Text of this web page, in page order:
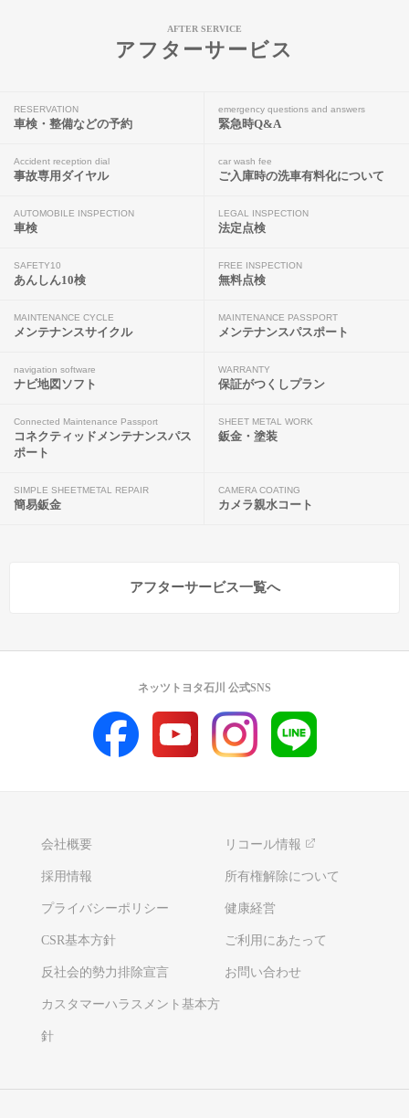
AFTER SERVICE
アフターサービス
RESERVATION
車検・整備などの予約
emergency questions and answers
緊急時Q&A
Accident reception dial
事故専用ダイヤル
car wash fee
ご入庫時の洗車有料化について
AUTOMOBILE INSPECTION
車検
LEGAL INSPECTION
法定点検
SAFETY10
あんしん10検
FREE INSPECTION
無料点検
MAINTENANCE CYCLE
メンテナンスサイクル
MAINTENANCE PASSPORT
メンテナンスパスポート
navigation software
ナビ地図ソフト
WARRANTY
保証がつくしプラン
Connected Maintenance Passport
コネクティッドメンテナンスパス
ポート
SHEET METAL WORK
鈑金・塗装
SIMPLE SHEETMETAL REPAIR
簡易鈑金
CAMERA COATING
カメラ親水コート
アフターサービス一覧へ
会社概要 リコール情報
採用情報 所有権解除について
プライバシーポリシー 健康経営
CSR基本方針 ご利用にあたって
反社会的勢力排除宣言 お問い合わせ
カスタマーハラスメント基本方
針
ネッツトヨタ石川 公式SNS